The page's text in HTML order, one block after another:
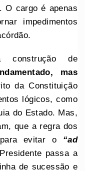
O cargo é apenas
impedimentos
construção de
mas
da Constituição
lógicos, como
do Estado. Mas,
que a regra dos
evitar o “ad
passa a
de sucessão e